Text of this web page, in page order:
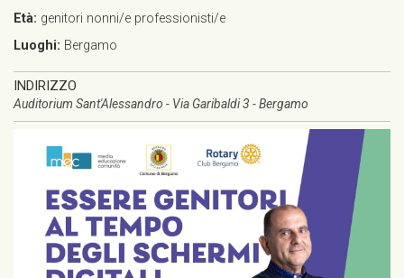
Età: genitori nonni/e professionisti/e
Luoghi: Bergamo
INDIRIZZO
Auditorium Sant'Alessandro - Via Garibaldi 3 - Bergamo